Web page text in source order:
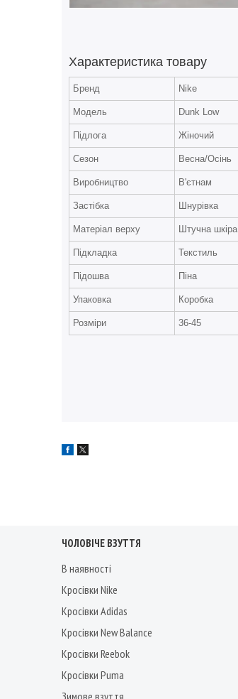
Характеристика товару
Бренд Nike
Модель Dunk Low
Підлога Жіночий
Сезон Весна/Осінь
Виробництво В'єтнам
Застібка Шнурівка
Матеріал верху Штучна шкіра
Підкладка Текстиль
Підошва Піна
Упаковка Коробка
Розміри 36-45
ЧОЛОВІЧЕ ВЗУТТЯ
В наявності
Кросівки Nike
Кросівки Adidas
Кросівки New Balance
Кросівки Reebok
Кросівки Puma
Зимове взуття